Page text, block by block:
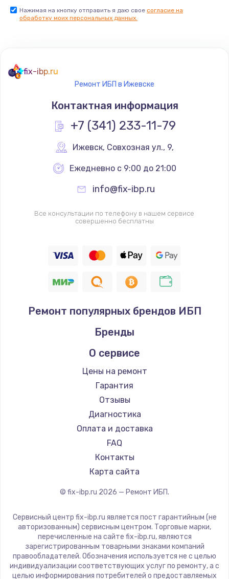
Нажимая на кнопку отправить я даю свое согласие на
обработку моих персональных данных.
fix-ibp.ru
Ремонт ИБП в Ижевске
Контактная информация
+7 (341) 233-11-79
Ижевск, Совхозная ул., 9,
Ежедневно с 9:00 до 21:00
info@fix-ibp.ru
Все консультации по телефону в нашем сервисе
совершенно бесплатны
Ремонт популярных брендов ИБП
Бренды
О сервисе
Цены на ремонт
Гарантия
Отзывы
Диагностика
Оплата и доставка
FAQ
Контакты
Карта сайта
© fix-ibp.ru 2026 — Ремонт ИБП.
Сервисный центр fix-ibp.ru является пост гарантийным (не
авторизованным) сервисным центром. Торговые марки,
перечисленные на сайте fix-ibp.ru, являются
зарегистрированным товарными знаками компаний
правообладателей. Обозначения используется не с целью
индивидуализации соответствующих услуг по ремонту, а с
целью информирования потребителей о предоставляемых